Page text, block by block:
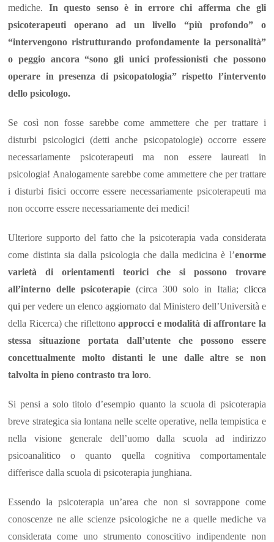
mediche. In questo senso è in errore chi afferma che gli
psicoterapeuti operano ad un livello “più profondo” o
“intervengono ristrutturando profondamente la personalità”
o peggio ancora “sono gli unici professionisti che possono
operare in presenza di psicopatologia” rispetto l’intervento
dello psicologo.
Se così non fosse sarebbe come ammettere che per trattare i
disturbi psicologici (detti anche psicopatologie) occorre essere
necessariamente psicoterapeuti ma non essere laureati in
psicologia! Analogamente sarebbe come ammettere che per trattare
i disturbi fisici occorre essere necessariamente psicoterapeuti ma
non occorre essere necessariamente dei medici!
Ulteriore supporto del fatto che la psicoterapia vada considerata
come distinta sia dalla psicologia che dalla medicina è l’enorme
varietà di orientamenti teorici che si possono trovare
all’interno delle psicoterapie (circa 300 solo in Italia; clicca
qui per vedere un elenco aggiornato dal Ministero dell’Università e
della Ricerca) che riflettonoapprocci e modalità di affrontare la
stessa situazione portata dall’utente che possono essere
concettualmente molto distanti le une dalle altre se non
talvolta in pieno contrasto tra loro.
Si pensi a solo titolo d’esempio quanto la scuola di psicoterapia
breve strategica sia lontana nelle scelte operative, nella tempistica e
nella visione generale dell’uomo dalla scuola ad indirizzo
psicoanalitico o quanto quella cognitiva comportamentale
differisce dalla scuola di psicoterapia junghiana.
Essendo la psicoterapia un’area che non si sovrappone come
conoscenze ne alle scienze psicologiche ne a quelle mediche va
considerata come uno strumento conoscitivo indipendente non